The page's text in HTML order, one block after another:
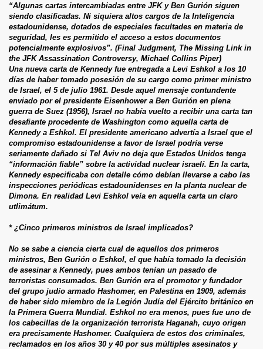
“Algunas cartas intercambiadas entre JFK y Ben Gurión siguen
siendo clasificadas. Ni siquiera altos cargos de la Inteligencia
estadounidense, dotados de especiales facultades en materia de
seguridad, les es permitido el acceso a estos documentos
potencialmente explosivos”. (Final Judgment, The Missing Link in
the JFK Assassination Controversy, Michael Collins Piper)
Una nueva carta de Kennedy fue entregada a Levi Eshkol a los 10
días de haber tomado posesión de su cargo como primer ministro
de Israel, el 5 de julio 1961. Desde aquel mensaje contundente
enviado por el presidente Eisenhower a Ben Gurión en plena
guerra de Suez (1956), Israel no había vuelto a recibir una carta tan
desafiante procedente de Washington como aquella carta de
Kennedy a Eshkol. El presidente americano advertía a Israel que el
compromiso estadounidense a favor de Israel podría verse
seriamente dañado si Tel Aviv no deja que Estados Unidos tenga
“información fiable” sobre la actividad nuclear israelí. En la carta,
Kennedy especificaba con detalle cómo debían llevarse a cabo las
inspecciones periódicas estadounidenses en la planta nuclear de
Dimona. En realidad Levi Eshkol veía en aquella carta un claro
utlimátum.
* ¿Cinco primeros ministros de Israel implicados?
No se sabe a ciencia cierta cual de aquellos dos primeros
ministros, Ben Gurión o Eshkol, el que había tomado la decisión
de asesinar a Kennedy, pues ambos tenían un pasado de
terroristas consumados. Ben Gurión era el promotor y fundador
del grupo judío armado Hashomer, en Palestina en 1909, además
de haber sido miembro de la Legión Judía del Ejército británico en
la Primera Guerra Mundial. Eshkol no era menos, pues fue uno de
los cabecillas de la organización terrorista Haganah, cuyo origen
era precisamente Hashomer. Cualquiera de estos dos criminales,
reclamados en los años 30 y 40 por sus múltiples asesinatos y